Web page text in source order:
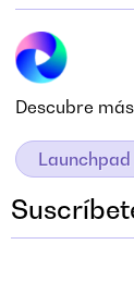
Descubre
Launchpad